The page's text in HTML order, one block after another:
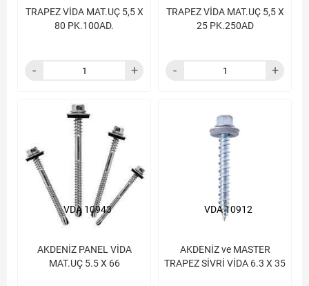
TRAPEZ VİDA MAT.UÇ 5,5 X
80 PK.100AD.
TRAPEZ VİDA MAT.UÇ 5,5 X
25 PK.250AD
AKDENİZ PANEL VİDA
MAT.UÇ 5.5 X 66
VDA 10943
AKDENİZ ve MASTER
TRAPEZ SİVRİ VİDA 6.3 X 35
VDA 10912